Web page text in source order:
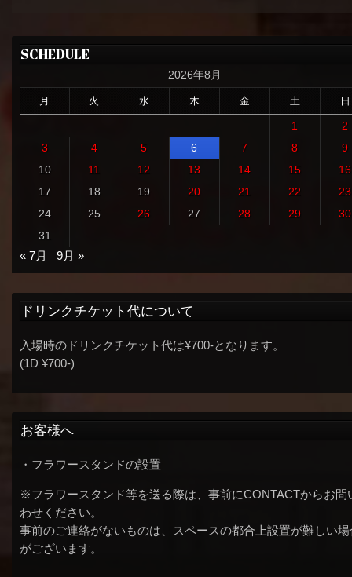
SCHEDULE
2026年8月
月 火 水 木 金 土 日
1
2
3
4 5 6 7 8
9
10
11 12 13 14 15
16
17
18 19 20 21 22
23
24
25 26 27 28 29
30
31
« 7月
9月 »
ドリンクチケット代について
入場時のドリンクチケット代は¥700-となります。
(1D ¥700-)
お客様へ
・フラワースタンドの設置
※フラワースタンド等を送る際は、事前にCONTACTからお問
わせください。
事前のご連絡がないものは、スペースの都合上設置が難しい場
がございます。